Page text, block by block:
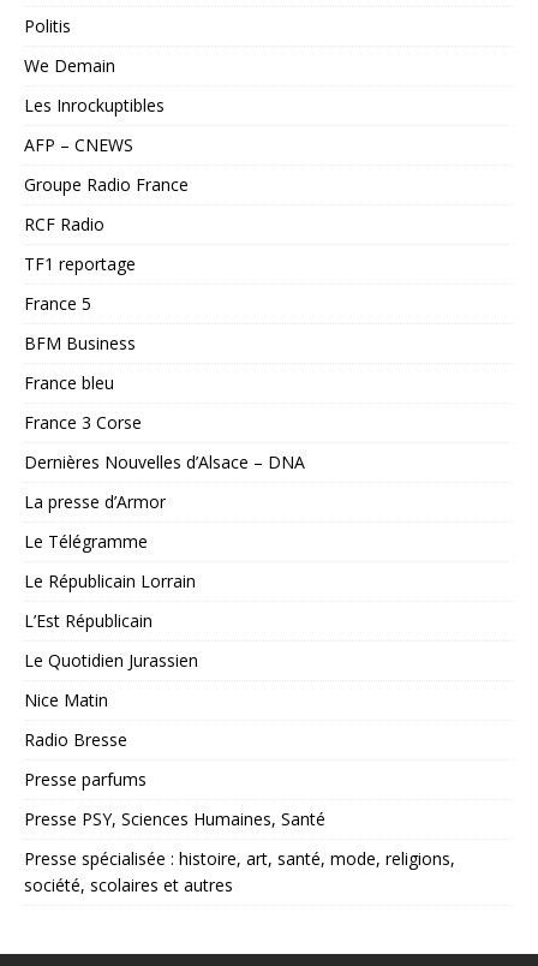
Politis
We Demain
Les Inrockuptibles
AFP – CNEWS
Groupe Radio France
RCF Radio
TF1 reportage
France 5
BFM Business
France bleu
France 3 Corse
Dernières Nouvelles d’Alsace – DNA
La presse d’Armor
Le Télégramme
Le Républicain Lorrain
L’Est Républicain
Le Quotidien Jurassien
Nice Matin
Radio Bresse
Presse parfums
Presse PSY, Sciences Humaines, Santé
Presse spécialisée : histoire, art, santé, mode, religions,
société, scolaires et autres